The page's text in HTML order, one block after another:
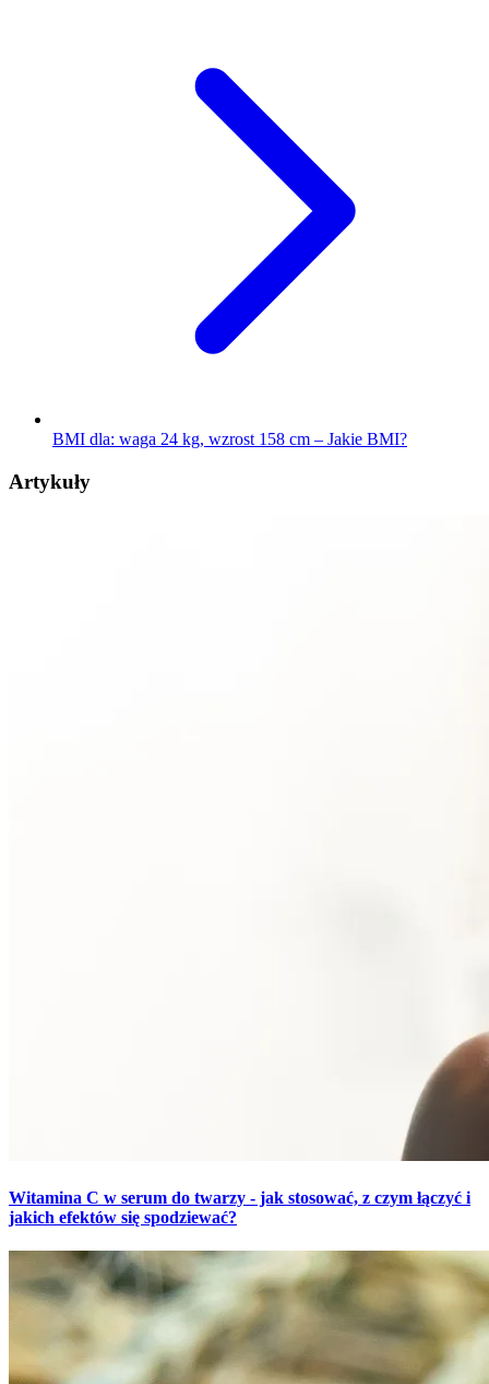
BMI dla: waga 24 kg, wzrost 158 cm – Jakie BMI?
Artykuły
Witamina C w serum do twarzy - jak stosować, z czym łączyć i
jakich efektów się spodziewać?